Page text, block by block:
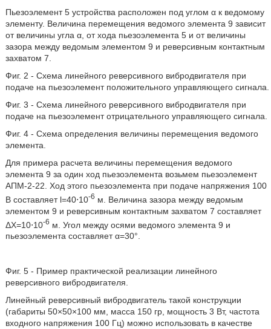
Пьезоэлемент 5 устройства расположен под углом α к ведомому
элементу. Величина перемещения ведомого элемента 9 зависит
от величины угла α, от хода пьезоэлемента 5 и от величины
зазора между ведомым элементом 9 и реверсивным контактным
захватом 7.
Фиг. 2 - Схема линейного реверсивного вибродвигателя при
подаче на пьезоэлемент положительного управляющего сигнала.
Фиг. 3 - Схема линейного реверсивного вибродвигателя при
подаче на пьезоэлемент отрицательного управляющего сигнала.
Фиг. 4 - Схема определения величины перемещения ведомого
элемента.
Для примера расчета величины перемещения ведомого
элемента 9 за один ход пьезоэлемента возьмем пьезоэлемент
АПМ-2-22. Ход этого пьезоэлемента при подаче напряжения 100
В составляет l=40⋅10-6 м. Величина зазора между ведомым
элементом 9 и реверсивным контактным захватом 7 составляет
ΔХ=10⋅10-6 м. Угол между осями ведомого элемента 9 и
пьезоэлемента составляет α=30°.
Фиг. 5 - Пример практической реализации линейного
реверсивного вибродвигателя.
Линейный реверсивный вибродвигатель такой конструкции
(габариты 50×50×100 мм, масса 150 гр, мощность 3 Вт, частота
входного напряжения 100 Гц) можно использовать в качестве